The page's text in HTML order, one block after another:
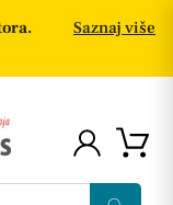
Saznaj više